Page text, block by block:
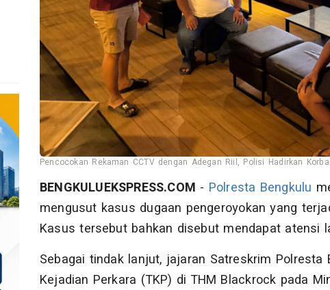
Pencocokan Rekaman CCTV dengan Adegan Riil, Polisi Hadirkan
BENGKULUEKSPRESS.COM - Polresta Bengkulu
mengusut kasus dugaan pengeroyokan yang
Kasus tersebut bahkan disebut mendapat atensi
Sebagai tindak lanjut, jajaran Satreskrim Polresta
Kejadian Perkara (TKP) di THM Blackrock pada